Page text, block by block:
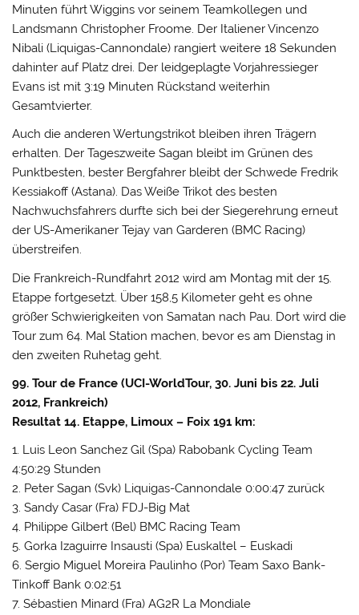
Minuten führt Wiggins vor seinem Teamkollegen und
Landsmann Christopher Froome. Der Italiener Vincenzo
Nibali (Liquigas-Cannondale) rangiert weitere 18 Sekunden
dahinter auf Platz drei. Der leidgeplagte Vorjahressieger
Evans ist mit 3:19 Minuten Rückstand weiterhin
Gesamtvierter.
Auch die anderen Wertungstrikot bleiben ihren Trägern
erhalten. Der Tageszweite Sagan bleibt im Grünen des
Punktbesten, bester Bergfahrer bleibt der Schwede Fredrik
Kessiakoff (Astana). Das Weiße Trikot des besten
Nachwuchsfahrers durfte sich bei der Siegerehrung erneut
der US-Amerikaner Tejay van Garderen (BMC Racing)
überstreifen.
Die Frankreich-Rundfahrt 2012 wird am Montag mit der 15.
Etappe fortgesetzt. Über 158,5 Kilometer geht es ohne
größer Schwierigkeiten von Samatan nach Pau. Dort wird die
Tour zum 64. Mal Station machen, bevor es am Dienstag in
den zweiten Ruhetag geht.
99. Tour de France (UCI-WorldTour, 30. Juni bis 22. Juli
2012, Frankreich)
Resultat 14. Etappe, Limoux – Foix 191 km:
1. Luis Leon Sanchez Gil (Spa) Rabobank Cycling Team
4:50:29 Stunden
2. Peter Sagan (Svk) Liquigas-Cannondale 0:00:47 zurück
3. Sandy Casar (Fra) FDJ-Big Mat
4. Philippe Gilbert (Bel) BMC Racing Team
5. Gorka Izaguirre Insausti (Spa) Euskaltel – Euskadi
6. Sergio Miguel Moreira Paulinho (Por) Team Saxo Bank-
Tinkoff Bank 0:02:51
7. Sébastien Minard (Fra) AG2R La Mondiale